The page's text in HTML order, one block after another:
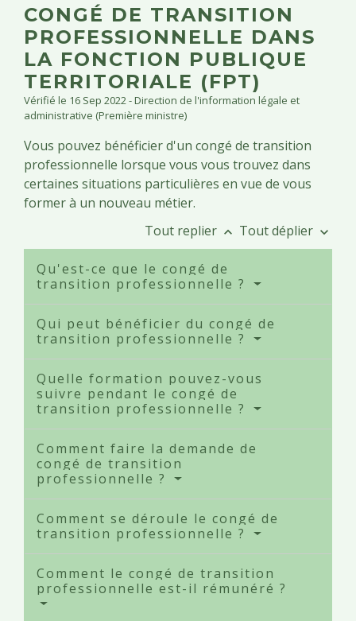
CONGÉ DE TRANSITION
PROFESSIONNELLE DANS
LA FONCTION PUBLIQUE
TERRITORIALE (FPT)
Vérifié le 16 Sep 2022 - Direction de l'information légale et
administrative (Première ministre)
Vous pouvez bénéficier d'un congé de transition
professionnelle lorsque vous vous trouvez dans
certaines situations particulières en vue de vous
former à un nouveau métier.
Tout replier keyboard_arrow_up Tout déplier keyboard_arrow_down
Qu'est-ce que le congé de
transition professionnelle ?
Qui peut bénéficier du congé de
transition professionnelle ?
Quelle formation pouvez-vous
suivre pendant le congé de
transition professionnelle ?
Comment faire la demande de
congé de transition
professionnelle ?
Comment se déroule le congé de
transition professionnelle ?
Comment le congé de transition
professionnelle est-il rémunéré ?